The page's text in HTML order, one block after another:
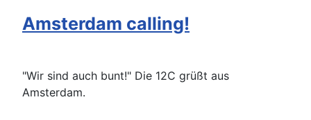
Amsterdam calling!
"Wir sind auch bunt!" Die 12C grüßt aus
Amsterdam.